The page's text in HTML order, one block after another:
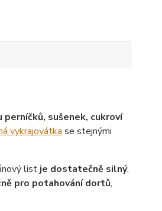
perníčků, sušenek, cukroví
vykrajovátka se stejnými
list je dostatečně silný,
pro potahování dortů,